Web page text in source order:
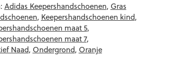
Adidas Keepershandschoenen, Gras
, Keepershandschoenen kind,
maat 5,
maat 7,
Naad, Ondergrond, Oranje